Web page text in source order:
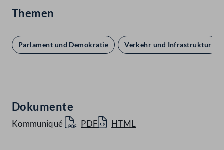
Themen
Parlament und Demokratie Verkehr und Infrastruktur
Dokumente
Kommuniqué PDF HTML